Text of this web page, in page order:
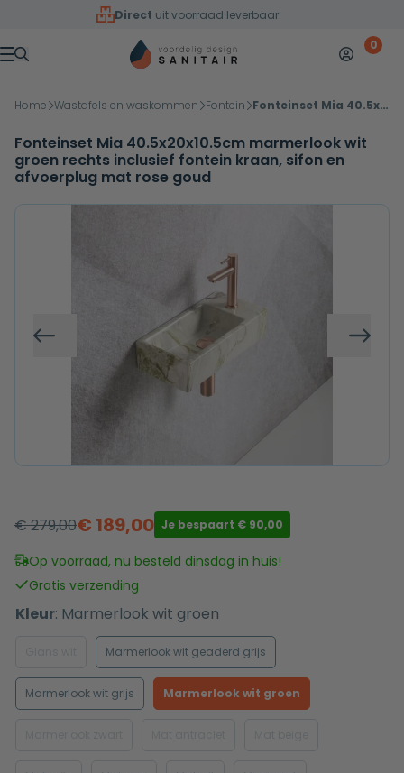
Overslaan naar inhoud
Direct uit voorraad leverbaar
Menu
Mijn 0
Home Wastafels en waskommen Fontein Fonteinset Mia 40.5x20x10.5cm marmerlook wit groen rechts inclusief fontein kraan, sifon en afvoerplug mat rose goud
Fonteinset Mia 40.5x20x10.5cm marmerlook wit
groen rechts inclusief fontein kraan, sifon en
afvoerplug mat rose goud
Vorige
€279,00
Oorspronkelijke
prijs
was:
€ 279,00.
€ 189,00
Huidige
prijs
is:
€ 189,00.
Je bespaart € 90,00
Op voorraad, nu besteld dinsdag in huis!
Gratis verzending
Kleur: Marmerlook wit groen
Marmerlook wit geaderd grijs
Marmerlook wit grijs Marmerlook wit groen